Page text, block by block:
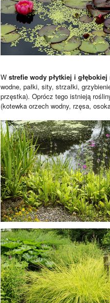
W strefie wody płytkiej i głębokiej
wodne, pałki, sity, strzałki,
przęstka). Oprócz tego istnieją
(kotewka orzech wodny, rzęsa,